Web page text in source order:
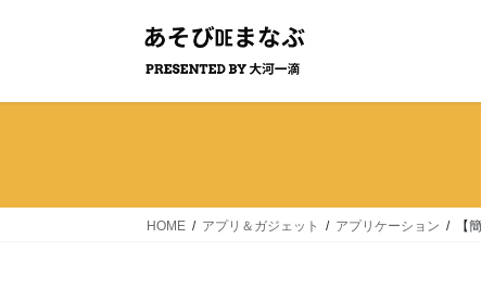
HOME アプリ＆ガジェット アプリケーション 【